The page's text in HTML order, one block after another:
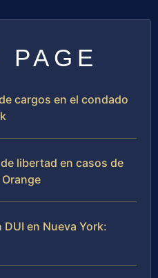
cargos en el condado
libertad en casos de
en Nueva York: